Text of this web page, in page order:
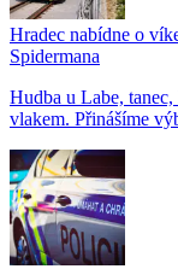
Hradec nabídne o
Spidermana
Hudba u Labe,
vlakem. Přinášíme